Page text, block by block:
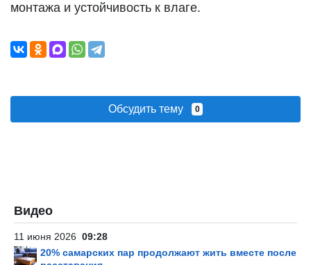
монтажа и устойчивость к влаге.
Обсудить тему 0
Видео
11 июня 2026 09:28
20% самарских пар продолжают жить вместе после